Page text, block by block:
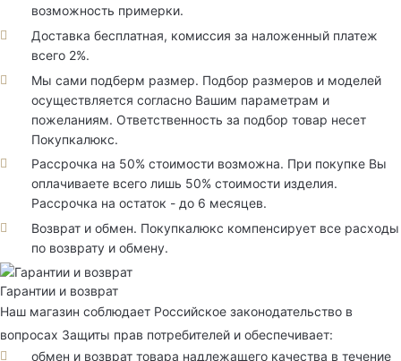
возможность примерки.
Доставка бесплатная, комиссия за наложенный платеж
всего 2%.
Мы сами подберм размер. Подбор размеров и моделей
осуществляется согласно Вашим параметрам и
пожеланиям. Ответственность за подбор товар несет
Покупкалюкс.
Рассрочка на 50% стоимости возможна. При покупке Вы
оплачиваете всего лишь 50% стоимости изделия.
Рассрочка на остаток - до 6 месяцев.
Возврат и обмен. Покупкалюкс компенсирует все расходы
по возврату и обмену.
Гарантии и возврат
Наш магазин соблюдает Российское законодательство в
вопросах Защиты прав потребителей и обеспечивает:
обмен и возврат товара надлежащего качества в течение